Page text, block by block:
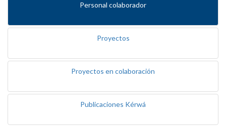
Personal colaborador
Proyectos
Proyectos en colaboración
Publicaciones Kérwá